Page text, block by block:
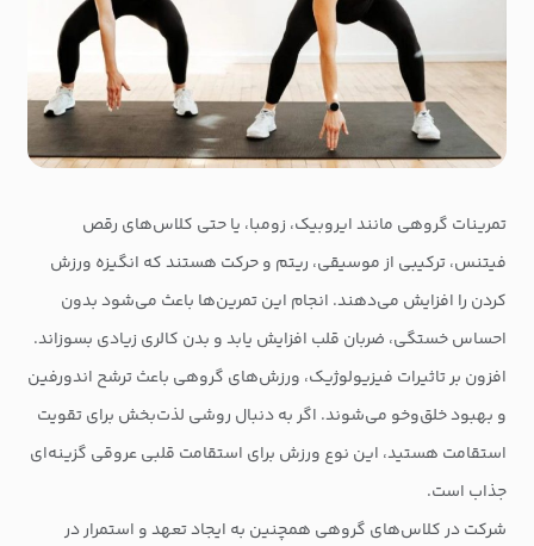
تمرینات گروهی مانند ایروبیک، زومبا، یا حتی کلاس‌های رقص
فیتنس، ترکیبی از موسیقی، ریتم و حرکت هستند که انگیزه ورزش
کردن را افزایش می‌دهند. انجام این تمرین‌ها باعث می‌شود بدون
احساس خستگی، ضربان قلب افزایش یابد و بدن کالری زیادی بسوزاند.
افزون بر تاثیرات فیزیولوژیک، ورزش‌های گروهی باعث ترشح اندورفین
و بهبود خلق‌وخو می‌شوند. اگر به دنبال روشی لذت‌بخش برای تقویت
استقامت هستید، این نوع ورزش برای استقامت قلبی عروقی گزینه‌ای
جذاب است.
شرکت در کلاس‌های گروهی همچنین به ایجاد تعهد و استمرار در